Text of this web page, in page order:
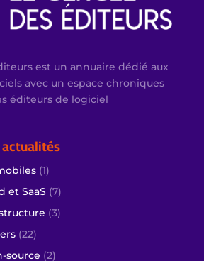
est un annuaire dédié aux
avec un espace chroniques
éditeurs de logiciel
(1)
et SaaS (7)
(3)
(22)
source (2)